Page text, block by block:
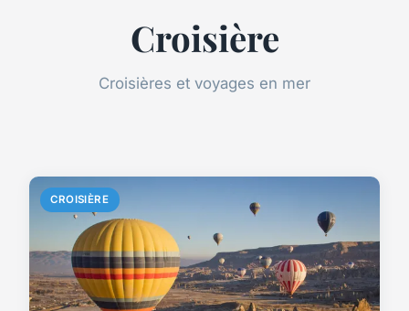
Croisière
Croisières et voyages en mer
CROISIÈRE